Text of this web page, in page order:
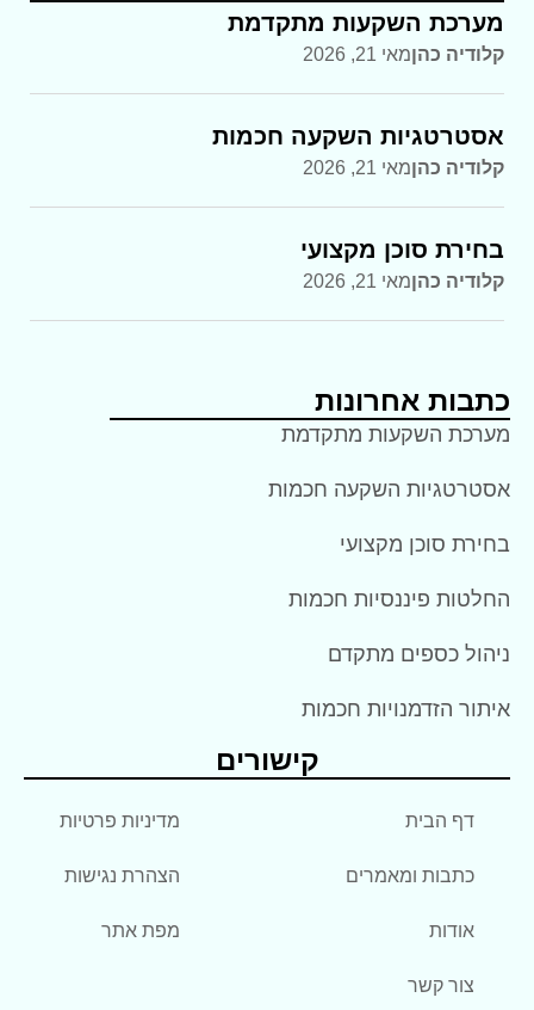
מערכת השקעות מתקדמת
קלודיה כהןמאי 21, 2026
אסטרטגיות השקעה חכמות
קלודיה כהןמאי 21, 2026
בחירת סוכן מקצועי
קלודיה כהןמאי 21, 2026
כתבות אחרונות
מערכת השקעות מתקדמת
אסטרטגיות השקעה חכמות
בחירת סוכן מקצועי
החלטות פיננסיות חכמות
ניהול כספים מתקדם
איתור הזדמנויות חכמות
קישורים
דף הבית
כתבות ומאמרים
אודות
צור קשר
מדיניות פרטיות
הצהרת נגישות
מפת אתר